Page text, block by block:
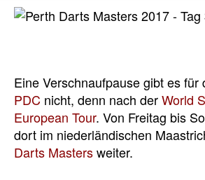
Eine Verschnaufpause gibt es für
PDC nicht, denn nach derWorld
European Tour. Von Freitag bis
dort im niederländischen
Darts Mastersweiter.